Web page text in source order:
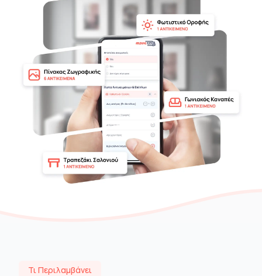
Τι Περιλαμβάνει